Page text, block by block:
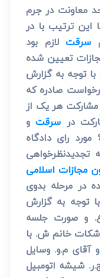
معاونت در جرم
ترتیب با در
سرقتلازم بود
تعیین شده
توجه به گزارش
صادره که
ماده 677 و 666 با مشارکت هر یک از
در سرقتو
تخریب موضوع ماده 677 و 666 مورد رای دادگاه
تجدیدنظرخواهی
مجازات اسلامی
در مرحله بدوی
توجه به گزارش
ع. و صورت جلسه
خانم ش. با
آقای م.و. وسایل
شیشه اتومبیل